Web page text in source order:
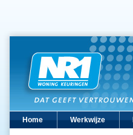
Home Werkwijze